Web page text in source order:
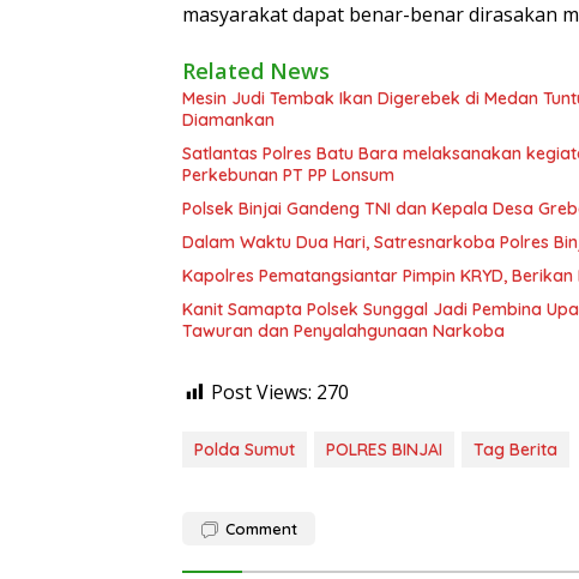
masyarakat dapat benar-benar dirasakan
Related News
Mesin Judi Tembak Ikan Digerebek di Medan
Diamankan
Satlantas Polres Batu Bara melaksanakan
Perkebunan PT PP Lonsum
Polsek Binjai Gandeng TNI dan Kepala Desa
Dalam Waktu Dua Hari, Satresnarkoba Polres
Kapolres Pematangsiantar Pimpin KRYD,
Kanit Samapta Polsek Sunggal Jadi Pembina
Tawuran dan Penyalahgunaan Narkoba
Post Views: 270
Polda Sumut POLRES BINJAI Tag Berita
Comment